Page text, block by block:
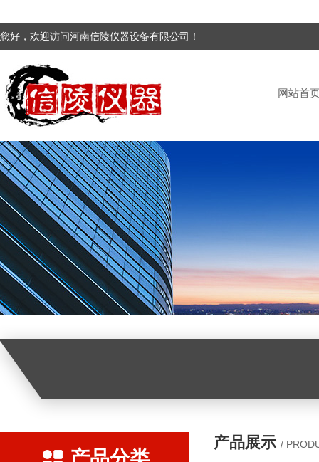
您好，欢迎访问河南信陵仪器设备有限公司！
网站首
产品展示 /